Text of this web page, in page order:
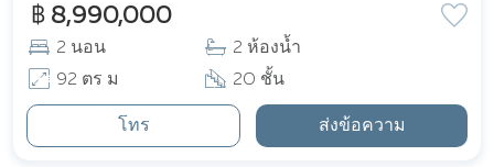
฿ 8,990,000
2 นอน
2 ห้องน้ำ
92 ตร ม
20 ชั้น
โทร ส่งข้อความ